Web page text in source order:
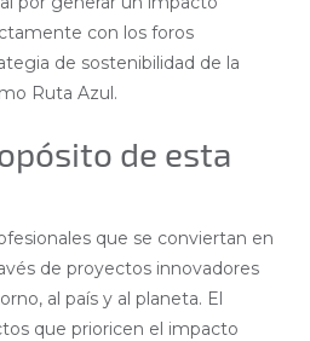
con los foros
de sostenibilidad de la
Ruta Azul.
de esta
que se conviertan en
de proyectos innovadores
al país y al planeta. El
que prioricen el impacto